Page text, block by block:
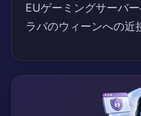
EUゲーミングサーバ
ラバのウィーンへの近